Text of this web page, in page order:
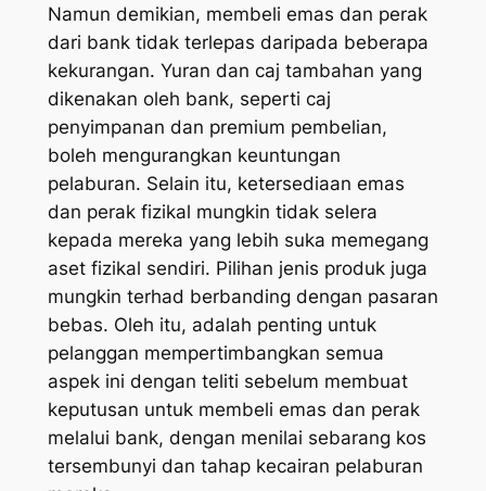
Namun demikian, membeli emas dan perak
dari bank tidak terlepas daripada beberapa
kekurangan. Yuran dan caj tambahan yang
dikenakan oleh bank, seperti caj
penyimpanan dan premium pembelian,
boleh mengurangkan keuntungan
pelaburan. Selain itu, ketersediaan emas
dan perak fizikal mungkin tidak selera
kepada mereka yang lebih suka memegang
aset fizikal sendiri. Pilihan jenis produk juga
mungkin terhad berbanding dengan pasaran
bebas. Oleh itu, adalah penting untuk
pelanggan mempertimbangkan semua
aspek ini dengan teliti sebelum membuat
keputusan untuk membeli emas dan perak
melalui bank, dengan menilai sebarang kos
tersembunyi dan tahap kecairan pelaburan